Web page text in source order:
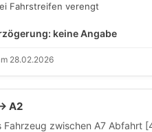
Fahrstreifen verengt
keine Angabe
28.02.2026
A2
Fahrzeug zwischen A7 Abfahrt